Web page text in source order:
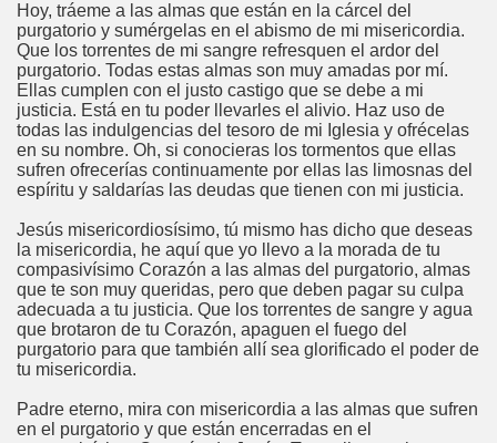
Hoy, tráeme a las almas que están en la cárcel del
purgatorio y sumérgelas en el abismo de mi misericordia.
Que los torrentes de mi sangre refresquen el ardor del
purgatorio. Todas estas almas son muy amadas por mí.
Ellas cumplen con el justo castigo que se debe a mi
justicia. Está en tu poder llevarles el alivio. Haz uso de
todas las indulgencias del tesoro de mi Iglesia y ofrécelas
en su nombre. Oh, si conocieras los tormentos que ellas
sufren ofrecerías continuamente por ellas las limosnas del
espíritu y saldarías las deudas que tienen con mi justicia.
Jesús misericordiosísimo, tú mismo has dicho que deseas
la misericordia, he aquí que yo llevo a la morada de tu
compasivísimo Corazón a las almas del purgatorio, almas
que te son muy queridas, pero que deben pagar su culpa
adecuada a tu justicia. Que los torrentes de sangre y agua
que brotaron de tu Corazón, apaguen el fuego del
purgatorio para que también allí sea glorificado el poder de
tu misericordia.
Padre eterno, mira con misericordia a las almas que sufren
en el purgatorio y que están encerradas en el